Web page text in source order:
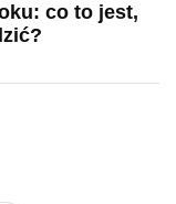
co to jest,